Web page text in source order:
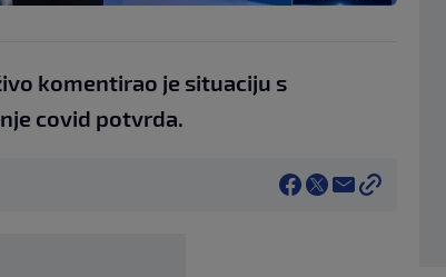
komentirao je situaciju s
covid potvrda.